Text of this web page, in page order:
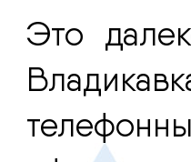
Это